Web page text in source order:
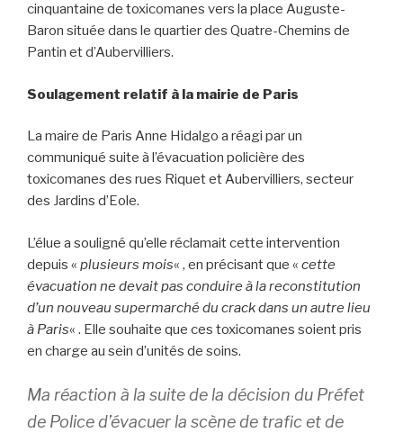
cinquantaine de toxicomanes vers la place Auguste-
Baron située dans le quartier des Quatre-Chemins de
Pantin et d’Aubervilliers.
Soulagement relatif à la mairie de Paris
La maire de Paris Anne Hidalgo a réagi par un
communiqué suite à l’évacuation policière des
toxicomanes des rues Riquet et Aubervilliers, secteur
des Jardins d’Eole.
L’élue a souligné qu’elle réclamait cette intervention
depuis « plusieurs mois« , en précisant que « cette
évacuation ne devait pas conduire à la reconstitution
d’un nouveau supermarché du crack dans un autre lieu
à Paris« . Elle souhaite que ces toxicomanes soient pris
en charge au sein d’unités de soins.
Ma réaction à la suite de la décision du Préfet
de Police d’évacuer la scène de trafic et de